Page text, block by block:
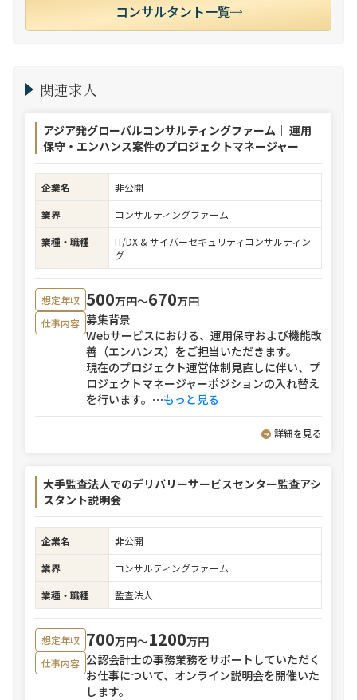
コンサルタント一覧
関連求人
アジア発グローバルコンサルティングファーム｜ 運用
保守・エンハンス案件のプロジェクトマネージャー
企業名
非公開
業界
コンサルティングファーム
業種・職種
IT/DX & サイバーセキュリティコンサルティン
グ
想定年収 500万円〜670万円
仕事内容 募集背景
Webサービスにおける、運用保守および機能改
善（エンハンス）をご担当いただきます。
現在のプロジェクト運営体制見直しに伴い、プ
ロジェクトマネージャーポジションの入れ替え
を行います。 ⋯もっと見る
詳細を見る
大手監査法人でのデリバリーサービスセンター監査アシ
スタント説明会
企業名
非公開
業界
コンサルティングファーム
業種・職種
監査法人
想定年収 700万円〜1200万円
仕事内容 公認会計士の事務業務をサポートしていただく
お仕事について、オンライン説明会を開催いた
します。